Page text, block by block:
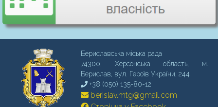
Бериславська міська рада
74300, Херсонська область, м.
Бериcлав, вул. Героїв України, 244
+38 (050) 135-80-12
berislav.mtg@gmail.com